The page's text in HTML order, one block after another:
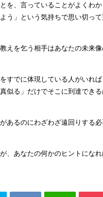
を、言っていることがよくわ
う」という気持ちで思い切っ
えを乞う相手はあなたの未来
すでに体現している人がいれ
似る」だけでそこに到達でき
あるのにわざわざ遠回りする
、あなたの何かのヒントにな